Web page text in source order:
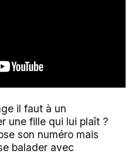
il faut à un
une fille qui lui plaît ?
son numéro mais
balader avec